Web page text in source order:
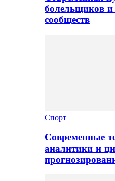
болельщиков и
сообществ
Спорт
Современные
аналитики и